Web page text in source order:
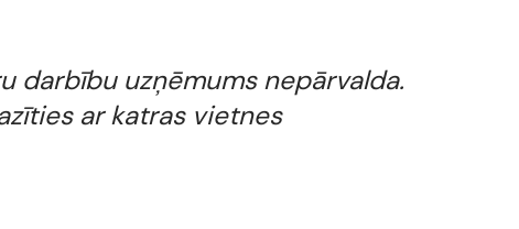
darbību uzņēmums nepārvalda.
ar katras vietnes